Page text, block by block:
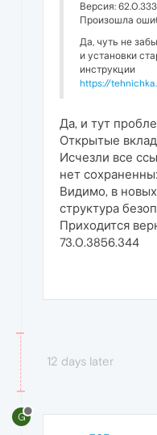
Версия:
Произошла
Да, чуть не
и установки
инструкции
https://
Да, и тут
Открытые
Исчезли все
нет
Видимо, в
структура
Приходится
73.0.3856.344
12 days later
G